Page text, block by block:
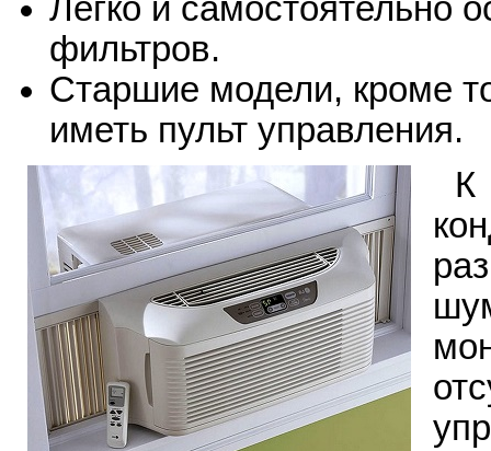
Легко и самостоятельно
фильтров.
Старшие модели, кроме
иметь пульт управления.